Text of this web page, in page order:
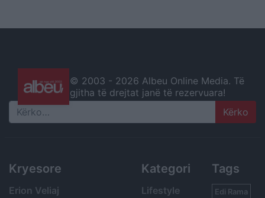
© 2003 - 2026 Albeu Online Media. Të
gjitha të drejtat janë të rezervuara!
Search
Kryesore
Erion Veliaj
Kategori
Lifestyle
Tags
Edi Rama